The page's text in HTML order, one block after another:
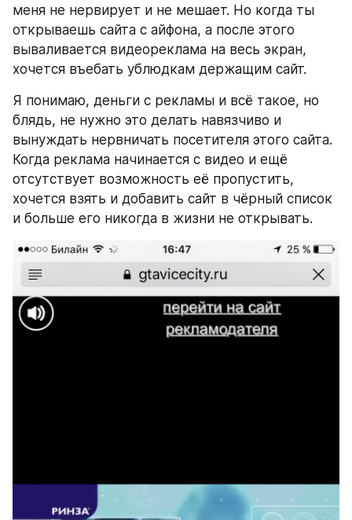
меня не нервирует и не мешает. Но когда ты
открываешь сайта с айфона, а после этого
вываливается видеореклама на весь экран,
хочется въебать ублюдкам держащим сайт.
Я понимаю, деньги с рекламы и всё такое, но
блядь, не нужно это делать навязчиво и
вынуждать нервничать посетителя этого сайта.
Когда реклама начинается с видео и ещё
отсутствует возможность её пропустить,
хочется взять и добавить сайт в чёрный список
и больше его никогда в жизни не открывать.